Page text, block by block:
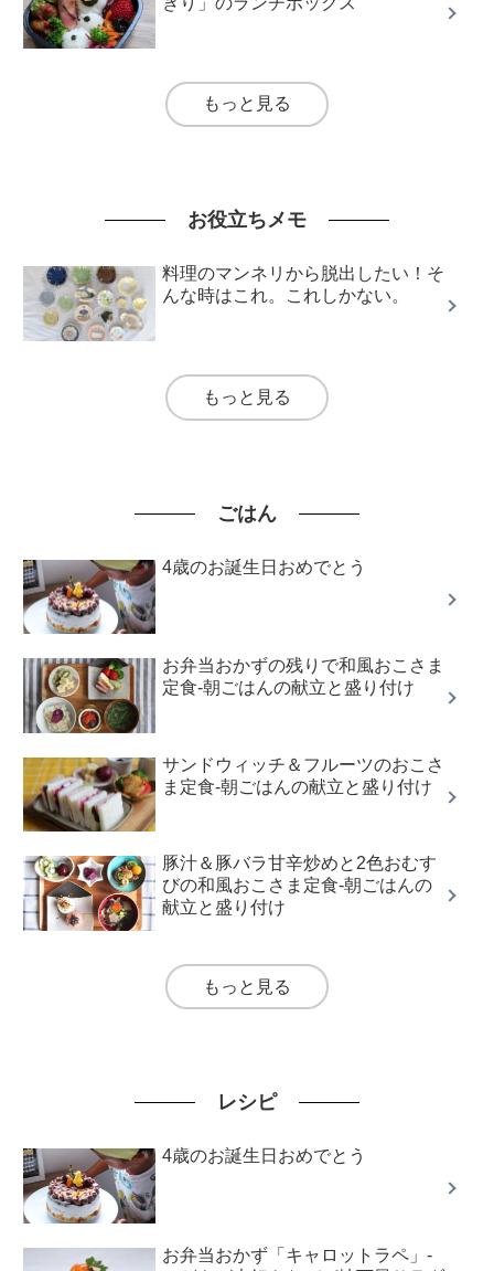
もっと見る
お役立ちメモ
料理のマンネリから脱出したい！そ
んな時はこれ。これしかない。
もっと見る
ごはん
4歳のお誕生日おめでとう
お弁当おかずの残りで和風おこさま
定食-朝ごはんの献立と盛り付け
サンドウィッチ＆フルーツのおこさ
ま定食-朝ごはんの献立と盛り付け
豚汁＆豚バラ甘辛炒めと2色おむす
びの和風おこさま定食-朝ごはんの
献立と盛り付け
もっと見る
レシピ
4歳のお誕生日おめでとう
お弁当おかず「キャロットラペ」-